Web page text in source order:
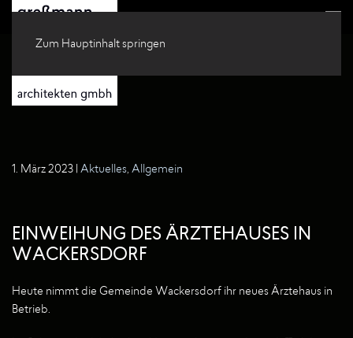
Zum Hauptinhalt springen
1. März 2023 Aktuelles, Allgemein
EINWEIHUNG DES ÄRZTEHAUSES IN
WACKERSDORF
Heute nimmt die Gemeinde Wackersdorf ihr neues Ärztehaus in
Betrieb.